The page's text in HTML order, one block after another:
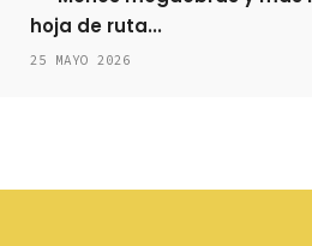
hoja de ruta...
25 MAYO 2026